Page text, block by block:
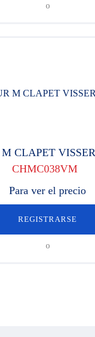
o
CLAPET
CHMC038VM
Para ver el precio
REGISTRARSE
o